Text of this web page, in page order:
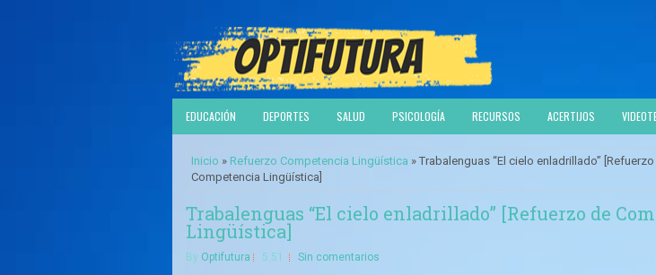
EDUCACIÓN DEPORTES SALUD PSICOLOGÍA RECURSOS ACERTIJOS
Inicio » Refuerzo Competencia Lingüística » Trabalenguas “El cielo enladrillado”
Competencia Lingüística]
Trabalenguas “El cielo enladrillado” [Refuerzo de
Lingüística]
By Optifutura 5:51 Sin comentarios